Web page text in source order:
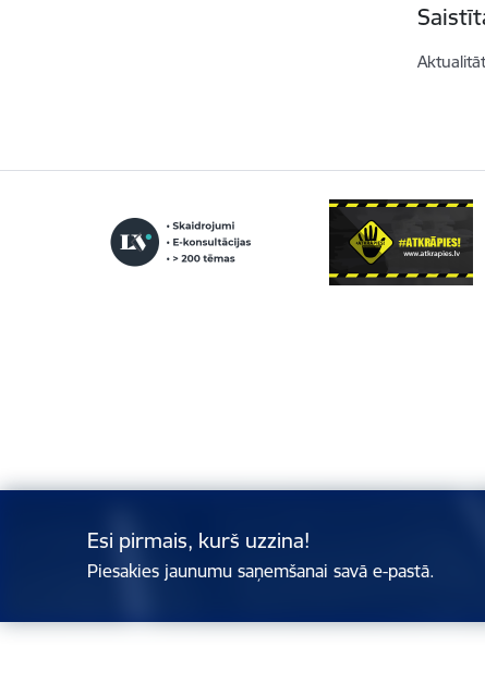
Esi pirmais, kurš uzzina!
Piesakies jaunumu saņemšanai savā e-pastā.